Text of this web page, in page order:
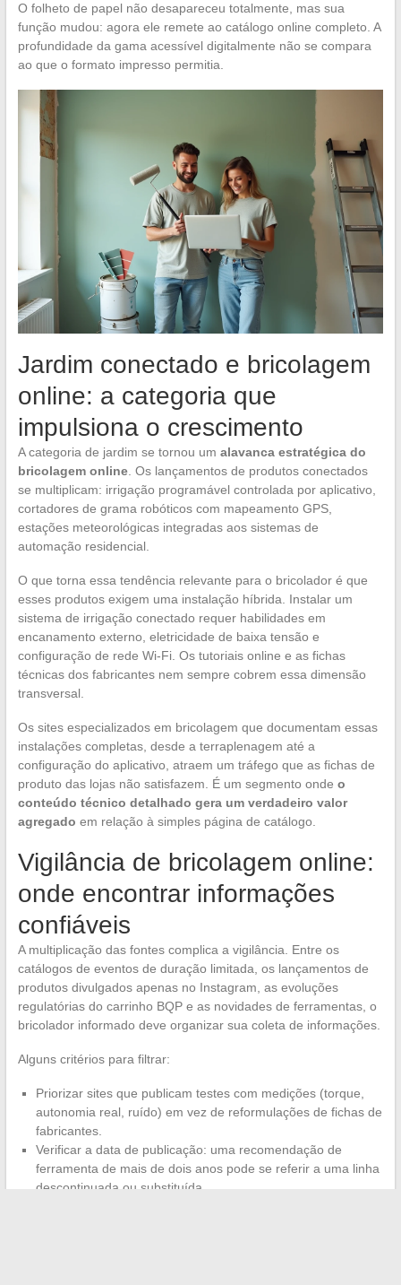
O folheto de papel não desapareceu totalmente, mas sua
função mudou: agora ele remete ao catálogo online completo. A
profundidade da gama acessível digitalmente não se compara
ao que o formato impresso permitia.
Jardim conectado e bricolagem
online: a categoria que
impulsiona o crescimento
A categoria de jardim se tornou um alavanca estratégica do
bricolagem online. Os lançamentos de produtos conectados
se multiplicam: irrigação programável controlada por aplicativo,
cortadores de grama robóticos com mapeamento GPS,
estações meteorológicas integradas aos sistemas de
automação residencial.
O que torna essa tendência relevante para o bricolador é que
esses produtos exigem uma instalação híbrida. Instalar um
sistema de irrigação conectado requer habilidades em
encanamento externo, eletricidade de baixa tensão e
configuração de rede Wi-Fi. Os tutoriais online e as fichas
técnicas dos fabricantes nem sempre cobrem essa dimensão
transversal.
Os sites especializados em bricolagem que documentam essas
instalações completas, desde a terraplenagem até a
configuração do aplicativo, atraem um tráfego que as fichas de
produto das lojas não satisfazem. É um segmento onde o
conteúdo técnico detalhado gera um verdadeiro valor
agregado em relação à simples página de catálogo.
Vigilância de bricolagem online:
onde encontrar informações
confiáveis
A multiplicação das fontes complica a vigilância. Entre os
catálogos de eventos de duração limitada, os lançamentos de
produtos divulgados apenas no Instagram, as evoluções
regulatórias do carrinho BQP e as novidades de ferramentas, o
bricolador informado deve organizar sua coleta de informações.
Alguns critérios para filtrar:
Priorizar sites que publicam testes com medições (torque,
autonomia real, ruído) em vez de reformulações de fichas de
fabricantes.
Verificar a data de publicação: uma recomendação de
ferramenta de mais de dois anos pode se referir a uma linha
descontinuada ou substituída.